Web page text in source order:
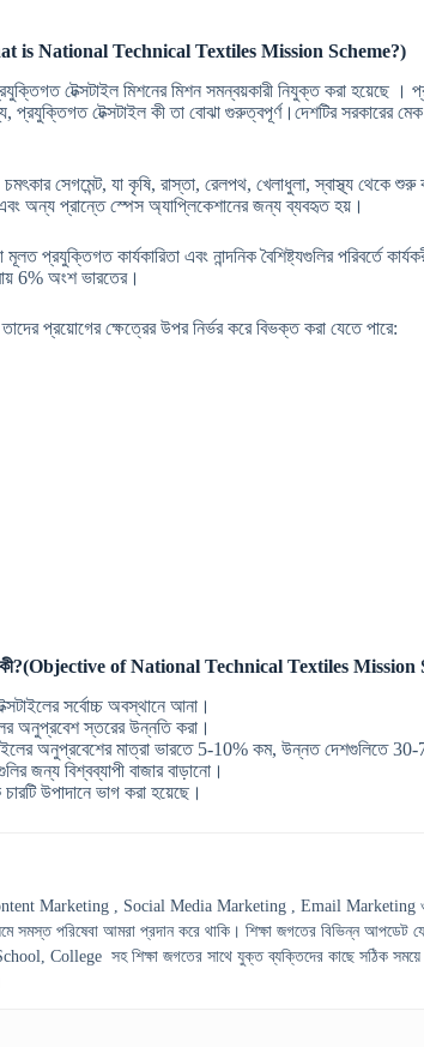
is National Technical Textiles Mission Scheme?)
টেক্সটাইল মিশনের মিশন সমন্বয়কারী নিযুক্ত করা হয়েছে ।
প্রযুক্তিগত টেক্সটাইল কী তা বোঝা গুরুত্বপূর্ণ।দেশটির সরকারের
সেগমেন্ট, যা কৃষি, রাস্তা, রেলপথ, খেলাধুলা, স্বাস্থ্য থেকে
অন্য প্রান্তে স্পেস অ্যাপ্লিকেশানের জন্য ব্যবহৃত হয়।
প্রযুক্তিগত কার্যকারিতা এবং নান্দনিক বৈশিষ্ট্যগুলির পরিবর্তে
6% অংশ ভারতের।
প্রয়োগের ক্ষেত্রের উপর নির্ভর করে বিভক্ত করা যেতে পারে:
কী?(Objective of National Technical Textiles
সর্বোচ্চ অবস্থানে আনা।
অনুপ্রবেশ স্তরের উন্নতি করা।
অনুপ্রবেশের মাত্রা ভারতে 5-10% কম, উন্নত দেশগুলিতে
জন্য বিশ্বব্যাপী বাজার বাড়ানো।
উপাদানে ভাগ করা হয়েছে।
Marketing , Social Media Marketing , Email Marketing
পরিষেবা আমরা প্রদান করে থাকি। শিক্ষা জগতের বিভিন্ন আপডেট
College সহ শিক্ষা জগতের সাথে যুক্ত ব্যক্তিদের কাছে সঠিক সময়ে